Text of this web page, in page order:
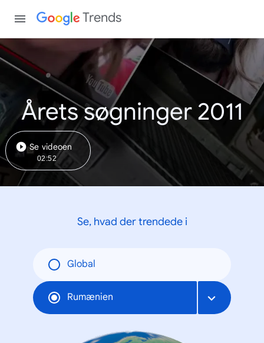
Trends
Årets søgninger 2011
Se videoen
02:52
Se, hvad der trendede i
Global
Rumænien